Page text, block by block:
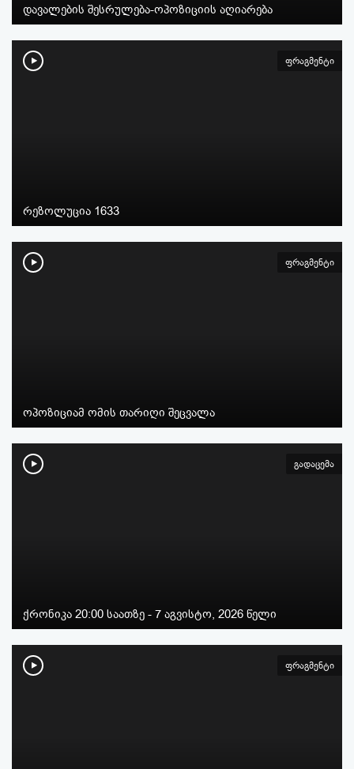
დავალების შესრულება-ოპოზიციის აღიარება
ფრაგმენტი
რეზოლუცია 1633
ფრაგმენტი
ოპოზიციამ ომის თარიღი შეცვალა
გადაცემა
ქრონიკა 20:00 საათზე - 7 აგვისტო, 2026 წელი
ფრაგმენტი